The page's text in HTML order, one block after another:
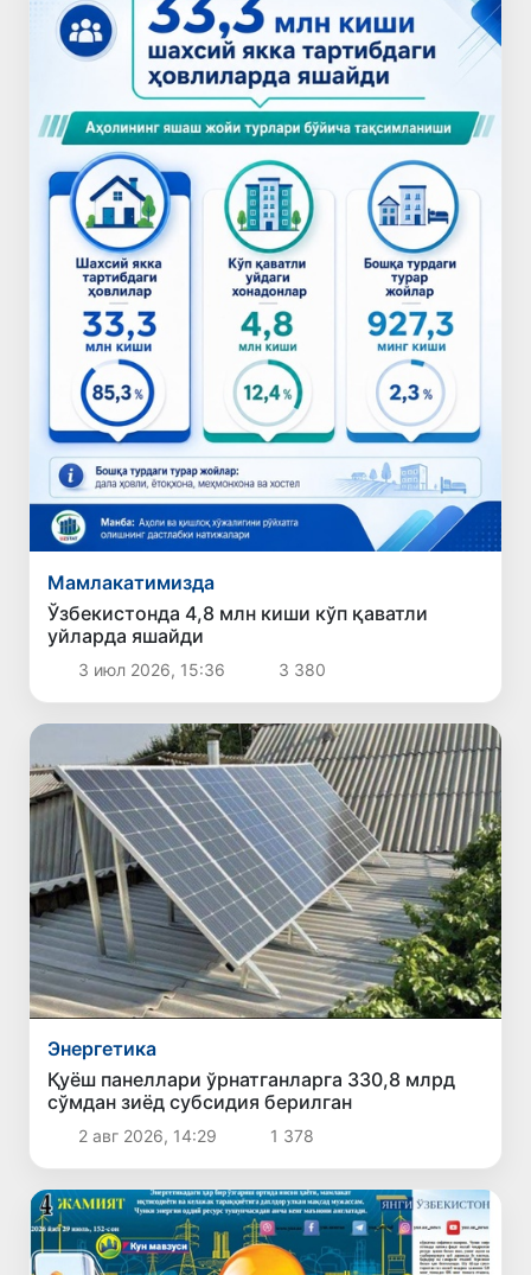
Мамлакатимизда
Ўзбекистонда 4,8 млн киши кўп қаватли
уйларда яшайди
3 июл 2026, 15:36 3 380
Энергетика
Қуёш панеллари ўрнатганларга 330,8 млрд
сўмдан зиёд субсидия берилган
2 авг 2026, 14:29 1 378